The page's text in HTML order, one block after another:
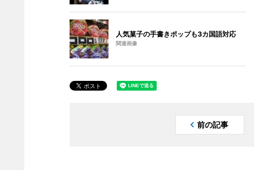
人気菓子の手書きポップも3カ国語対応
関連画像
前の記事